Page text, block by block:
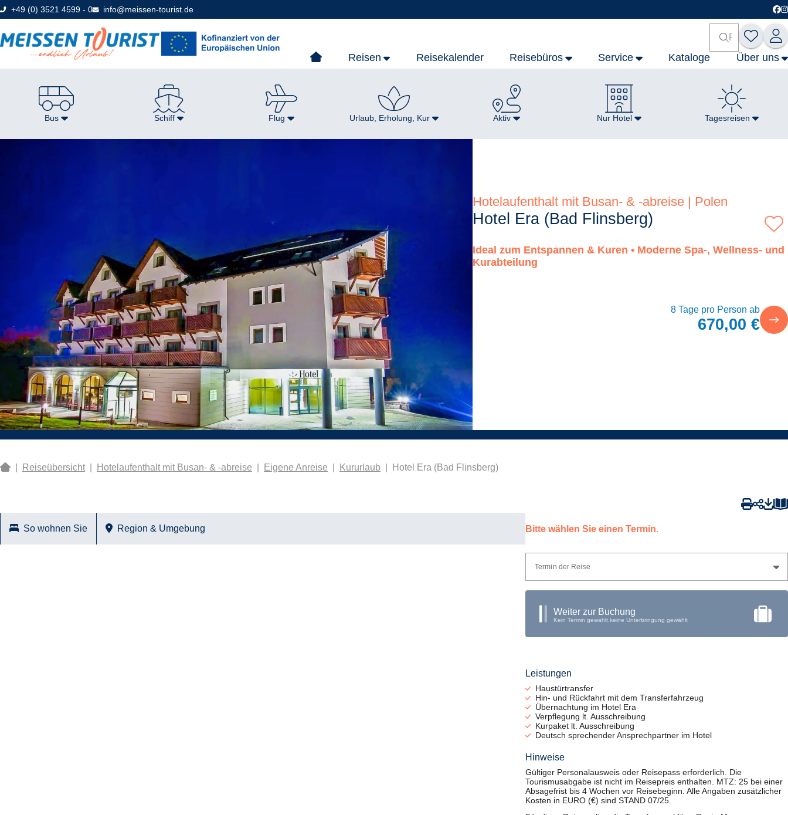
Direkt
zum+49 (0) 3521 4599 - 0 info@meissen-tourist.de
Reisen Reisekalender Reisebüros Service Kataloge Über uns
Bus Schiff Flug Urlaub, Erholung, Kur Aktiv Nur Hotel Tagesreisen
Hotelaufenthalt mit Busan- & -abreise | Polen
Hotel Era (Bad Flinsberg)
Ideal zum Entspannen & Kuren • Moderne Spa-, Wellness- und
Kurabteilung
8 Tage pro Person ab
670,00 €
Reiseübersicht Hotelaufenthalt mit Busan- & -abreise Eigene Anreise Kururlaub Hotel Era (Bad Flinsberg)
So wohnen Sie Region & Umgebung Bitte wählen Sie einen Termin.
Termin der Reise
Weiter zur Buchung
Kein Termin gewählt, keine Unterbringung gewählt
Leistungen
Haustürtransfer
Hin- und Rückfahrt mit dem Transferfahrzeug
Übernachtung im Hotel Era
Verpflegung lt. Ausschreibung
Kurpaket lt. Ausschreibung
Deutsch sprechender Ansprechpartner im Hotel
Hinweise
Gültiger Personalausweis oder Reisepass erforderlich. Die
Tourismusabgabe ist nicht im Reisepreis enthalten. MTZ: 25 bei einer
Absagefrist bis 4 Wochen vor Reisebeginn. Alle Angaben zusätzlicher
Kosten in EURO (€) sind STAND 07/25.